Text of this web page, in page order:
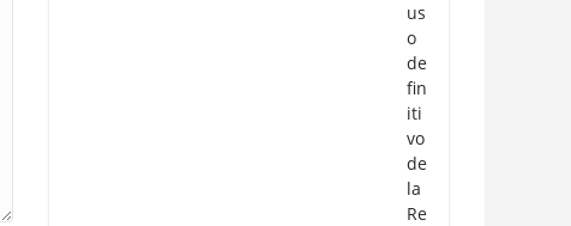
us
o
de
fin
iti
vo
de
la
Re